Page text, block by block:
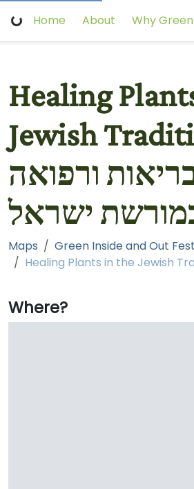
Home About Why
Healing
Jewish
ורפואה
ישראל
Maps
Where?